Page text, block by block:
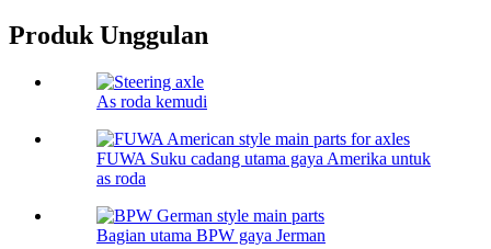
Produk Unggulan
As roda kemudi
FUWA Suku cadang utama gaya Amerika untuk
as roda
Bagian utama BPW gaya Jerman